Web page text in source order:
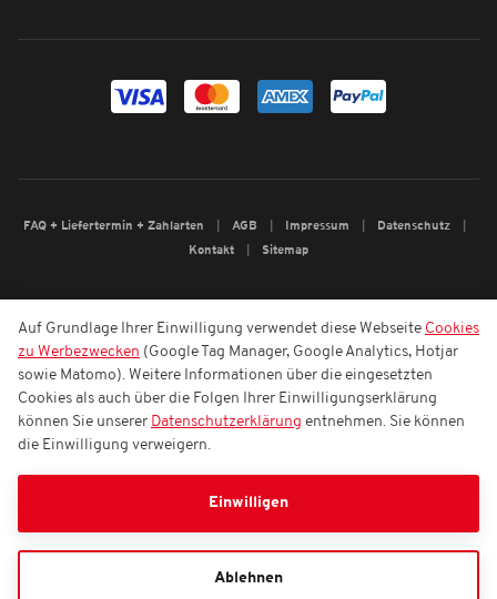
FAQ + Liefertermin + Zahlarten AGB Impressum
Datenschutz
Kontakt
Sitemap
Auf Grundlage Ihrer Einwilligung verwendet diese Webseite Cookies
zu Werbezwecken (Google Tag Manager, Google Analytics, Hotjar
sowie Matomo). Weitere Informationen über die eingesetzten
Cookies als auch über die Folgen Ihrer Einwilligungserklärung
können Sie unserer Datenschutzerklärung entnehmen. Sie können
die Einwilligung verweigern.
Einwilligen
Ablehnen